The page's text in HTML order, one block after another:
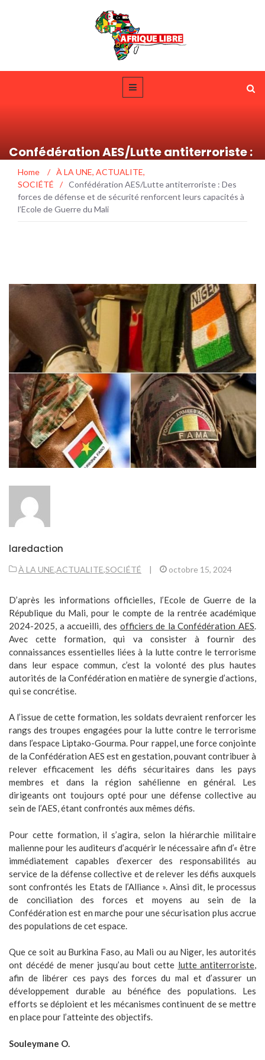
Confédération AES/Lutte antiterroriste :
Des forces de défense et de sécurité
renforcent leurs capacités à l’Ecole de
Guerre du Mali
Home / À LA UNE, ACTUALITE,
SOCIÉTÉ
/ Confédération AES/Lutte antiterroriste : Des
forces de défense et de sécurité renforcent leurs capacités à
l’Ecole de Guerre du Mali
laredaction
À LA UNE,ACTUALITE,SOCIÉTÉ | octobre 15, 2024
D’après les informations officielles, l’Ecole de Guerre de la
République du Mali, pour le compte de la rentrée académique
2024-2025, a accueilli, des officiers de la Confédération AES
Avec cette formation, qui va consister à fournir des
connaissances essentielles liées à la lutte contre le terrorisme
dans leur espace commun, c’est la volonté des plus hautes
autorités de la Confédération en matière de synergie d’actions,
qui se concrétise.
A l’issue de cette formation, les soldats devraient renforcer les
rangs des troupes engagées pour la lutte contre le terrorisme
dans l’espace Liptako-Gourma. Pour rappel, une force conjointe
de la Confédération AES est en gestation, pouvant contribuer à
relever efficacement les défis sécuritaires dans les pays
membres et dans la région sahélienne en général. Les
dirigeants ont toujours opté pour une défense collective au
sein de l’AES, étant confrontés aux mêmes défis.
Pour cette formation, il s’agira, selon la hiérarchie militaire
malienne pour les auditeurs d’acquérir le nécessaire afin d’« être
immédiatement capables d’exercer des responsabilités au
service de la défense collective et de relever les défis auxquels
sont confrontés les Etats de l’Alliance ». Ainsi dit, le processus
de conciliation des forces et moyens au sein de la
Confédération est en marche pour une sécurisation plus accrue
des populations de cet espace.
Que ce soit au Burkina Faso, au Mali ou au Niger, les autorités
ont décédé de mener jusqu’au bout cette lutte antiterroriste,
afin de libérer ces pays des forces du mal et d’assurer un
développement durable au bénéfice des populations. Les
efforts se déploient et les mécanismes continuent de se mettre
en place pour l’atteinte des objectifs.
Souleymane O.